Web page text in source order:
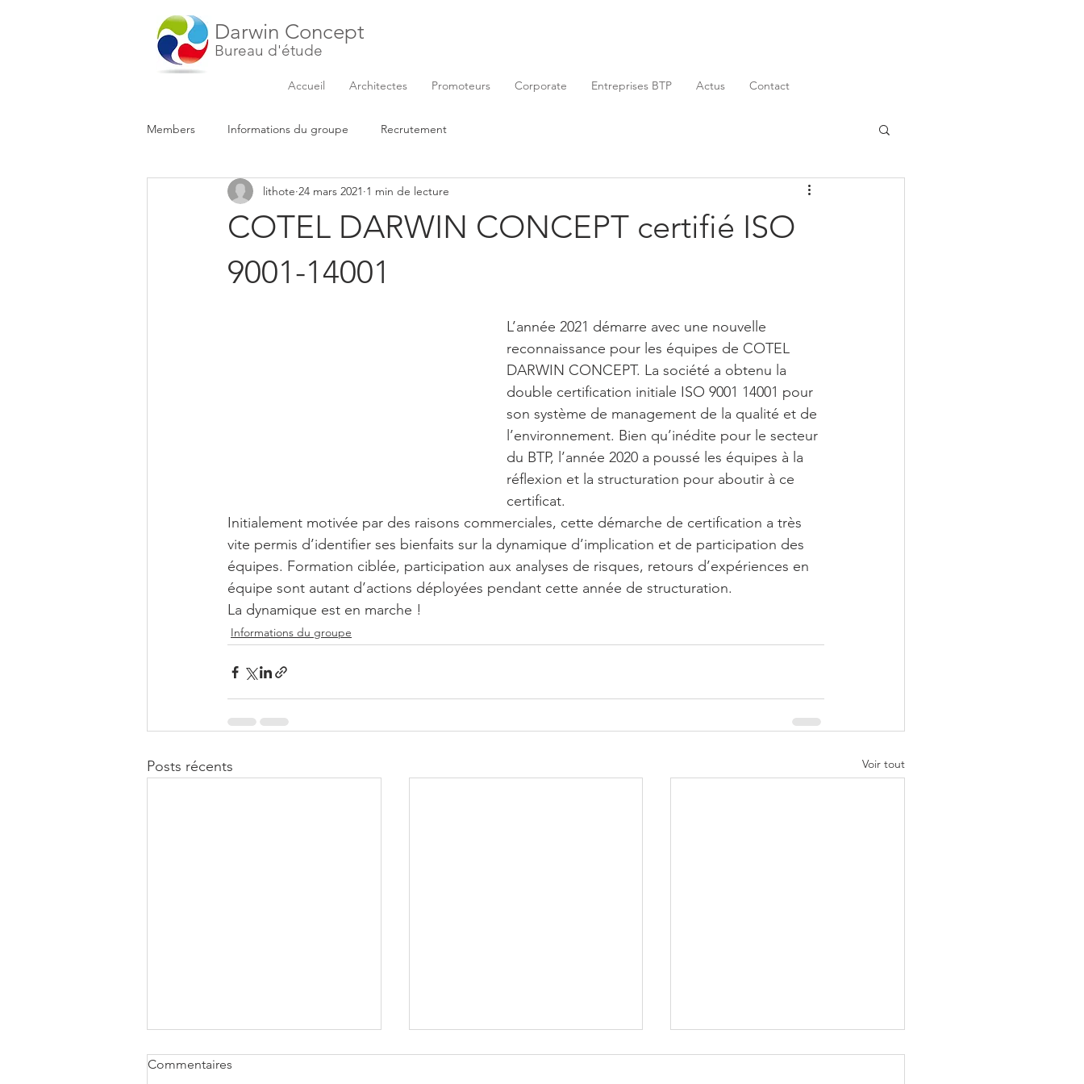
Darwin Concept
Bureau d'étude
Accueil Architectes Promoteurs Corporate Entreprises BTP Actus Contact
Members Informations du groupe Recrutement
COTEL DARWIN CONCEPT certifié ISO
9001-14001
lithote 24 mars 2021 1 min de lecture
L’année 2021 démarre avec une nouvelle
reconnaissance pour les équipes de COTEL
DARWIN CONCEPT. La société a obtenu la
double certification initiale ISO 9001 14001 pour
son système de management de la qualité et de
l’environnement. Bien qu’inédite pour le secteur
du BTP, l’année 2020 a poussé les équipes à la
réflexion et la structuration pour aboutir à ce
certificat.
Initialement motivée par des raisons commerciales, cette démarche de certification a très
vite permis d’identifier ses bienfaits sur la dynamique d’implication et de participation des
équipes. Formation ciblée, participation aux analyses de risques, retours d’expériences en
équipe sont autant d’actions déployées pendant cette année de structuration.
La dynamique est en marche !
Informations du groupe
Posts récents Voir tout
Commentaires